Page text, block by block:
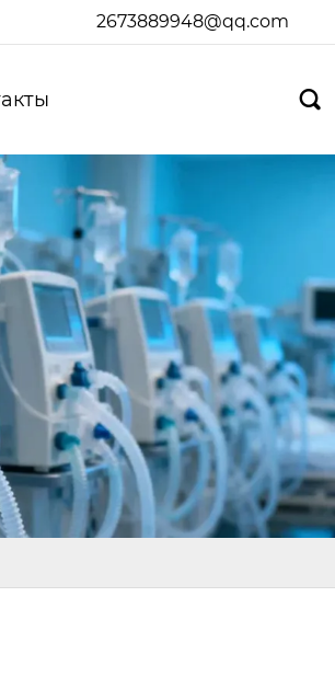
2673889948@qq.com
